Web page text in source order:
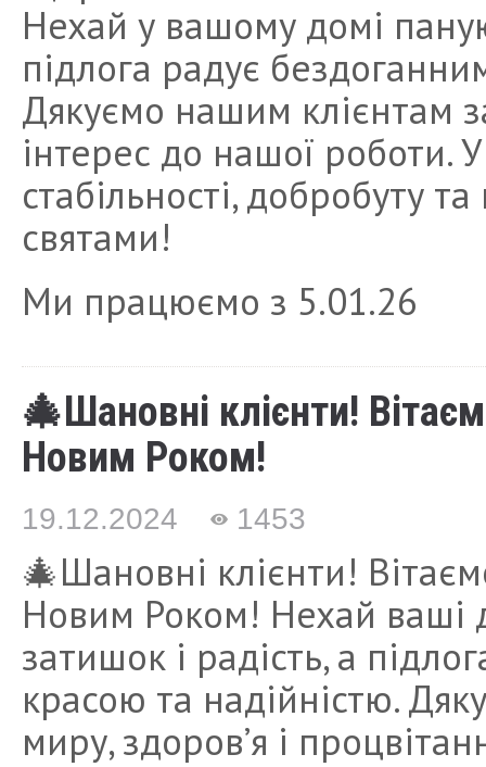
Нехай у вашому домі
підлога радує
Дякуємо нашим клієнтам
інтерес до нашої роботи.
стабільності, добробуту
святами!
Ми працюємо з 5.01.26
🎄Шановні клієнти!
Новим Роком!
19.12.2024 1453
🎄Шановні клієнти!
Новим Роком! Нехай ваші
затишок і радість, а
красою та надійністю.
миру, здоров’я і